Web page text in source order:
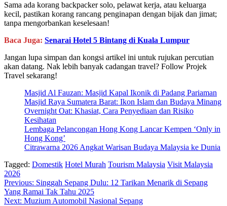
Sama ada korang backpacker solo, pelawat kerja, atau keluarga
kecil, pastikan korang rancang penginapan dengan bijak dan jimat;
tanpa mengorbankan keselesaan!
Baca Juga: Senarai Hotel 5 Bintang di Kuala Lumpur
Jangan lupa simpan dan kongsi artikel ini untuk rujukan percutian
akan datang. Nak lebih banyak cadangan travel? Follow Projek
Travel sekarang!
Masjid Al Fauzan: Masjid Kapal Ikonik di Padang Pariaman
Masjid Raya Sumatera Barat: Ikon Islam dan Budaya Minang
Overnight Oat: Khasiat, Cara Penyediaan dan Risiko
Kesihatan
Lembaga Pelancongan Hong Kong Lancar Kempen ‘Only in
Hong Kong’
Citrawarna 2026 Angkat Warisan Budaya Malaysia ke Dunia
Tagged: Domestik Hotel Murah Tourism Malaysia Visit Malaysia
2026
Post
navigation
Previous: Singgah Sepang Dulu: 12 Tarikan Menarik di Sepang
Yang Ramai Tak Tahu 2025
Next: Muzium Automobil Nasional Sepang